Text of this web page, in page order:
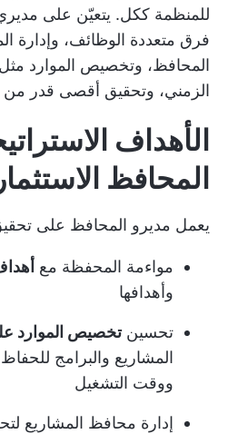
للمنظمة ككل. يتعيّن على
فرق متعددة الوظائف، وإدارة
المحافظ، وتخصيص الموارد مثل
الزمني، وتحقيق أقصى قدر من
الأهداف
المحافظ
يعمل مديرو المحافظ على تحقيق
مواءمة المحفظة مع
وأهدافها
تحسينتخصيص الموارد
المشاريع والبرامج
ووقت التشغيل
إدارة محافظ المشاريع